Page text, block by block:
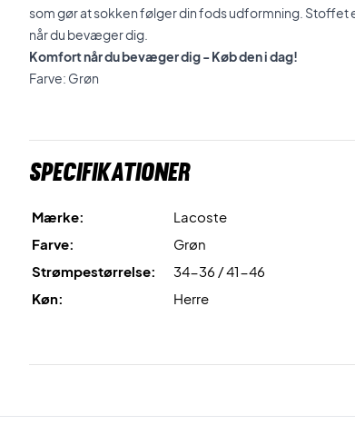
som gør at sokken følger din fods udformning.
når du bevæger dig.
Komfort når du bevæger dig - Køb den i dag!
Farve: Grøn
Specifikationer
Mærke:
Lacoste
Farve:
Grøn
Strømpestørrelse:
34-36 / 41-46
Køn:
Herre